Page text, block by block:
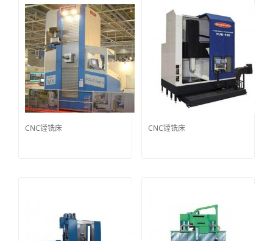
CNC镗铣床 CNC镗铣床